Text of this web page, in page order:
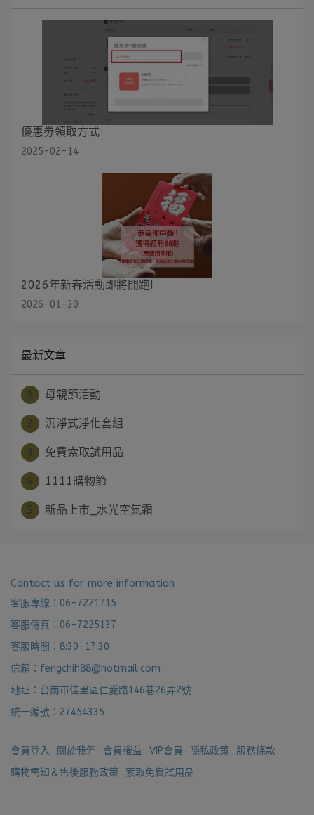
優惠劵領取方式
2025-02-14
2026年新春活動即將開跑!
2026-01-30
最新文章
母親節活動
沉淨式淨化套組
免費索取試用品
1111購物節
新品上市_水光空氣霜
Contact us for more information
客服專線：06-7221715
客服傳真：06-7225137
客服時間：8:30-17:30
信箱：fengchih88@hotmail.com
地址：台南市佳里區仁愛路146巷26弄2號
統一編號：27454335
會員登入 關於我們 會員權益 VIP會員 隱私政策
服務條款
購物需知＆售後服務政策
索取免費試用品